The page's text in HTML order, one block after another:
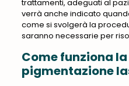
trattamenti, adeguati al
verrà anche indicato
come si svolgerà la
saranno necessarie per
Come funziona
pigmentazione